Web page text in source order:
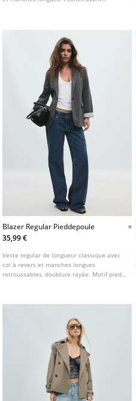
Blazer Regular Pieddepoule
35,99 €
Veste regular de longueur classique avec
col à revers et manches longues
retroussables, doublure rayée. Motif pied-